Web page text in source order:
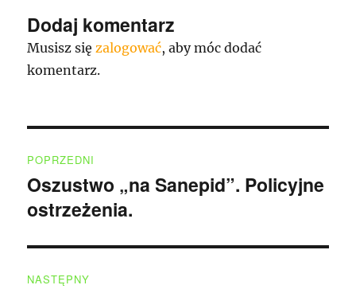
Dodaj komentarz
Musisz się zalogować, aby móc dodać
komentarz.
wpisu
POPRZEDNI
Poprzedni
wpis:
Oszustwo „na Sanepid”. Policyjne
ostrzeżenia.
NASTĘPNY